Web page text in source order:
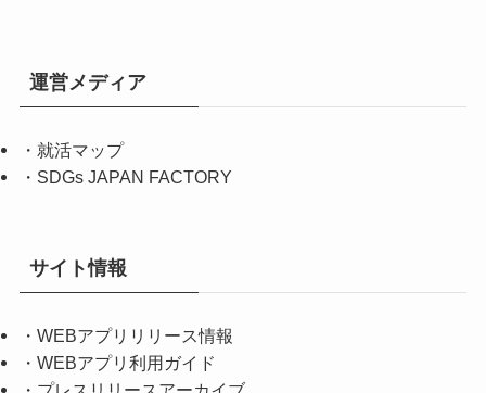
運営メディア
・ 就活マップ
・ SDGs JAPAN FACTORY
サイト情報
・ WEBアプリリリース情報
・ WEBアプリ利用ガイド